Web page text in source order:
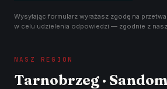
Wysyłając formularz wyrażasz zgodę na
w celu udzielenia odpowiedzi — zgodnie z
NASZ REGION
Tarnobrzeg ·